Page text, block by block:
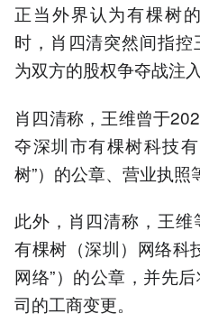
正当外界认为有棵树
时，肖四清突然间指
为双方的股权争夺战注
肖四清称，王维曾于
夺深圳市有棵树科技
树”）的公章、营业执照
此外，肖四清称，王维
有棵树（深圳）网络科
网络”）的公章，并先
司的工商变更。